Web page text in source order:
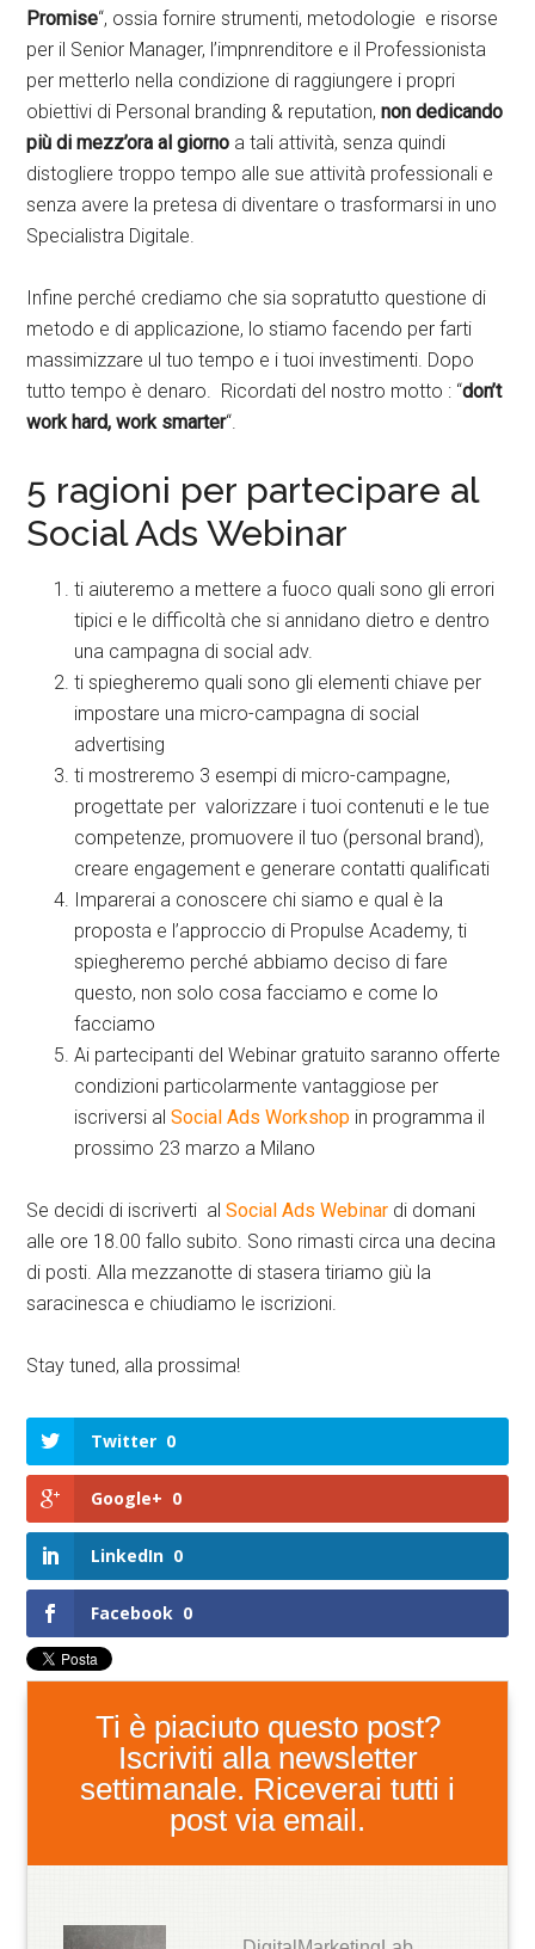
Promise“, ossia fornire strumenti, metodologie e risorse
per il Senior Manager, l’impnrenditore e il Professionista
per metterlo nella condizione di raggiungere i propri
obiettivi di Personal branding & reputation,non dedicando
più di mezz’ora al giorno a tali attività, senza quindi
distogliere troppo tempo alle sue attività professionali e
senza avere la pretesa di diventare o trasformarsi in uno
Specialistra Digitale.
Infine perché crediamo che sia sopratutto questione di
metodo e di applicazione, lo stiamo facendo per farti
massimizzare ul tuo tempo e i tuoi investimenti. Dopo
tutto tempo è denaro. Ricordati del nostro motto : “don’t
work hard, work smarter“.
5 ragioni per partecipare al
Social Ads Webinar
ti aiuteremo a mettere a fuoco quali sono gli errori
tipici e le difficoltà che si annidano dietro e dentro
una campagna di social adv.
ti spiegheremo quali sono gli elementi chiave per
impostare una micro-campagna di social
advertising
ti mostreremo 3 esempi di micro-campagne,
progettate per valorizzare i tuoi contenuti e le tue
competenze, promuovere il tuo (personal brand),
creare engagement e generare contatti qualificati
Imparerai a conoscere chi siamo e qual è la
proposta e l’approccio di Propulse Academy, ti
spiegheremo perché abbiamo deciso di fare
questo, non solo cosa facciamo e come lo
facciamo
Ai partecipanti del Webinar gratuito saranno offerte
condizioni particolarmente vantaggiose per
iscriversi alSocial Ads Workshop in programma il
prossimo 23 marzo a Milano
Se decidi di iscriverti alSocial Ads Webinar di domani
alle ore 18.00 fallo subito. Sono rimasti circa una decina
di posti. Alla mezzanotte di stasera tiriamo giù la
saracinesca e chiudiamo le iscrizioni.
Stay tuned, alla prossima!
Twitter 0
Google+ 0
LinkedIn 0
Facebook 0
Ti è piaciuto questo post?
Iscriviti alla newsletter
settimanale. Riceverai tutti i
post via email.